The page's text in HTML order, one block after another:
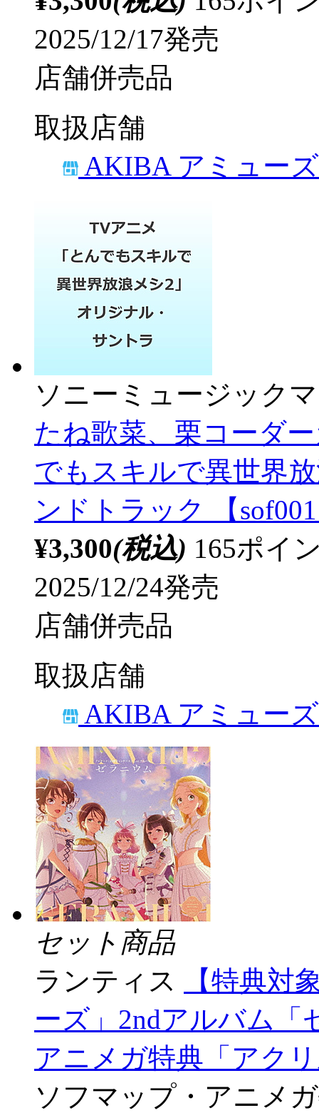
2025/12/17発売
店舗併売品
取扱店舗
AKIBA アミュー
ソニーミュージック
たね歌菜、栗コーダ
でもスキルで異世界
ンドトラック 【
¥3,300(税込) 165ポイ
2025/12/24発売
店舗併売品
取扱店舗
AKIBA アミュー
セット商品
ランティス
【特典対
ーズ」2ndアルバム
アニメガ特典「アク
ソフマップ・アニメ